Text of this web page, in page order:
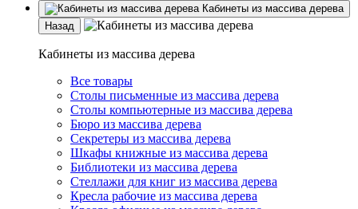
Кабинеты из массива дерева
Назад
Кабинеты из массива дерева
Все товары
Столы письменные из массива дерева
Столы компьютерные из массива дерева
Бюро из массива дерева
Секретеры из массива дерева
Шкафы книжные из массива дерева
Библиотеки из массива дерева
Стеллажи для книг из массива дерева
Кресла рабочие из массива дерева